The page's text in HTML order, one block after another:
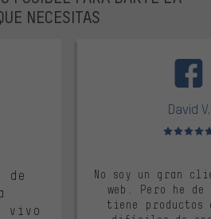
NECESITAS
5 de 5
de
vivo
David V.
Valoración
No soy un gran
web. Pero he
tiene productos